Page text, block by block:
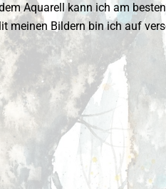
Aquarell kann ich am
meinen Bildern bin ich auf